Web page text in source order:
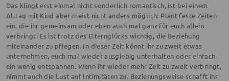
Das klingt erst einmal nicht sonderlich romantisch, ist bei einem
Alltag mit Kind aber meist nicht anders möglich: Plant feste Zeiten
ein, die ihr gemeinsam oder eben auch mal ganz für euch allein
verbringt. Es ist trotz des Elternglücks wichtig, die Beziehung
miteinander zu pflegen. In dieser Zeit könnt ihr zu zweit etwas
unternehmen, euch mal wieder ausgiebig unterhalten oder einfach
ein wenig entspannen. Wenn ihr wieder mehr Zeit zu zweit verbringt,
nimmt auch die Lust auf Intimitäten zu. Beziehungsweise schafft ihr